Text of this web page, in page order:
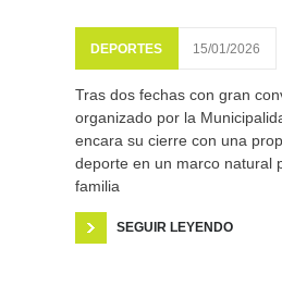
DEPORTES 15/01/2026
Tras dos fechas con gran
organizado por la
encara su cierre con una
deporte en un marco natural
familia
SEGUIR LEYENDO